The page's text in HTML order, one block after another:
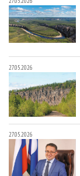
27.05.2026
27.05.2026